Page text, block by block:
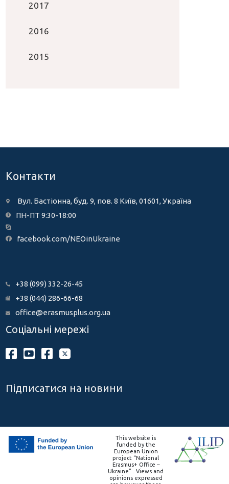
2017
2016
2015
Контакти
Вул. Бастіонна, буд. 9, пов. 8 Київ, 01601, Україна
ПН-ПТ 9:30-18:00
facebook.com/NEOinUkraine
+38 (099) 332-26-45
+38 (044) 286-66-68
office@erasmusplus.org.ua
Соціальні мережі
Підписатися на новини
This website is
funded by the
European Union
project “National
Erasmus+ Office –
Ukraine” . Views and
opinions expressed